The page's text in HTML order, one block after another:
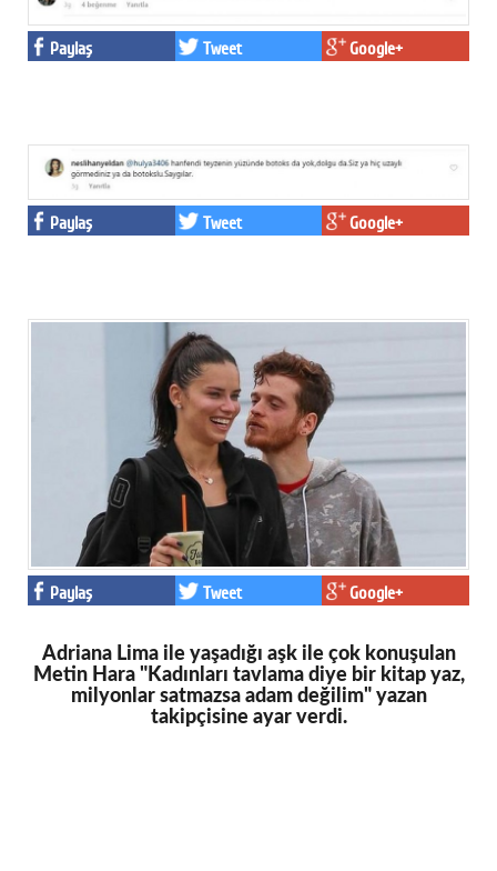
Paylaş Tweet Google+
Paylaş Tweet Google+
Paylaş Tweet Google+
Adriana Lima ile yaşadığı aşk ile çok konuşulan
Metin Hara "Kadınları tavlama diye bir kitap yaz,
milyonlar satmazsa adam değilim" yazan
takipçisine ayar verdi.